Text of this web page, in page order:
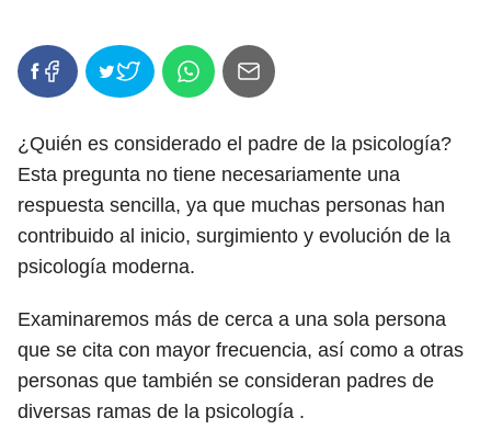
¿Quién es considerado el padre de la psicología?
Esta pregunta no tiene necesariamente una
respuesta sencilla, ya que muchas personas han
contribuido al inicio, surgimiento y evolución de la
psicología moderna.
Examinaremos más de cerca a una sola persona
que se cita con mayor frecuencia, así como a otras
personas que también se consideran padres de
diversas ramas de la psicología .